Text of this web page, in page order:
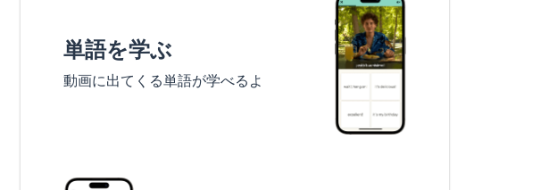
単語を学ぶ
動画に出てくる単語が学べるよ